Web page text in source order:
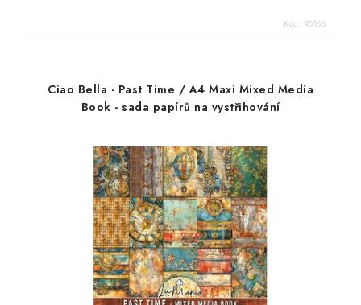
Kód: 90166
Ciao Bella - Past Time / A4 Maxi Mixed Media
Book - sada papírů na vystřihování